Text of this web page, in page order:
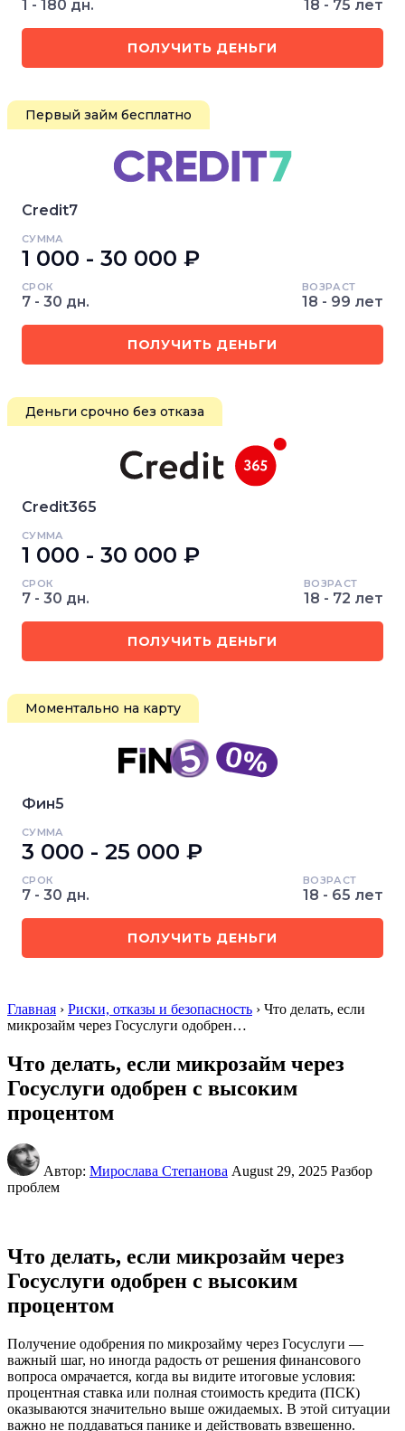
1 - 180 дн. 18 - 75 лет
ПОЛУЧИТЬ ДЕНЬГИ
Первый займ бесплатно
Credit7
СУММА
1 000 - 30 000 ₽
СРОК
7 - 30 дн.
ВОЗРАСТ
18 - 99 лет
ПОЛУЧИТЬ ДЕНЬГИ
Деньги срочно без отказа
Credit365
СУММА
1 000 - 30 000 ₽
СРОК
7 - 30 дн.
ВОЗРАСТ
18 - 72 лет
ПОЛУЧИТЬ ДЕНЬГИ
Моментально на карту
Фин5
СУММА
3 000 - 25 000 ₽
СРОК
7 - 30 дн.
ВОЗРАСТ
18 - 65 лет
ПОЛУЧИТЬ ДЕНЬГИ
Главная › Риски, отказы и безопасность › Что делать, если
микрозайм через Госуслуги одобрен…
Что делать, если микрозайм через
Госуслуги одобрен с высоким
процентом
Автор: Мирослава Степанова August 29, 2025 Разбор
проблем
Что делать, если микрозайм через
Госуслуги одобрен с высоким
процентом
Получение одобрения по микрозайму через Госуслуги —
важный шаг, но иногда радость от решения финансового
вопроса омрачается, когда вы видите итоговые условия:
процентная ставка или полная стоимость кредита (ПСК)
оказываются значительно выше ожидаемых. В этой ситуации
важно не поддаваться панике и действовать взвешенно.